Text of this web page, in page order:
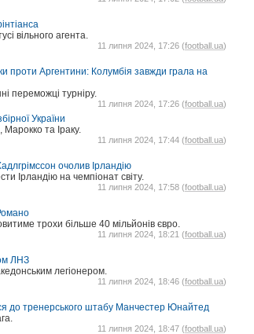
вільного агента.
11 липня 2024, 17:26 (football.ua)
проти Аргентини: Колумбія завжди грала на
переможці турніру.
11 липня 2024, 17:26 (football.ua)
України
Марокко та Іраку.
11 липня 2024, 17:44 (football.ua)
очолив Ірландію
Ірландію на чемпіонат світу.
11 липня 2024, 17:58 (football.ua)
трохи більше 40 мільйонів євро.
11 липня 2024, 18:21 (football.ua)
ЛНЗ
легіонером.
11 липня 2024, 18:46 (football.ua)
до тренерського штабу Манчестер Юнайтед
11 липня 2024, 18:47 (football.ua)